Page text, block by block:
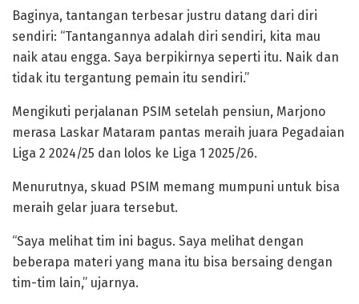
Baginya, tantangan terbesar justru datang dari diri
sendiri: “Tantangannya adalah diri sendiri, kita mau
naik atau engga. Saya berpikirnya seperti itu. Naik dan
tidak itu tergantung pemain itu sendiri.”
Mengikuti perjalanan PSIM setelah pensiun, Marjono
merasa Laskar Mataram pantas meraih juara Pegadaian
Liga 2 2024/25 dan lolos ke Liga 1 2025/26.
Menurutnya, skuad PSIM memang mumpuni untuk bisa
meraih gelar juara tersebut.
“Saya melihat tim ini bagus. Saya melihat dengan
beberapa materi yang mana itu bisa bersaing dengan
tim-tim lain,” ujarnya.